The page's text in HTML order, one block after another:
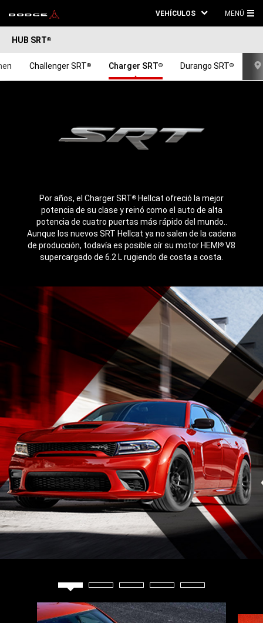
VEHÍCULOS MENÚ
HUB SRT®
Challenger SRT® Charger SRT® Durango SRT®
Por años, el Charger SRT® Hellcat ofreció la mejor
potencia de su clase y reinó como el auto de alta
potencia de cuatro puertas más rápido del mundo.
Aunque los nuevos SRT Hellcat ya no salen de la cadena
de producción, todavía es posible oír su motor HEMI ® V8
supercargado de 6.2 L rugiendo de costa a costa